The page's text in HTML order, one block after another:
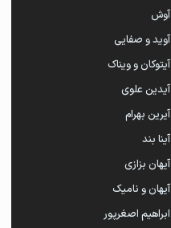
آوش
آوید و صفایی
آیتوکان و ویناک
آیدین علوی
آیرین بهرام
آینا بند
آیهان بزازی
آیهان و نامیک
ابراهیم اصغرپور